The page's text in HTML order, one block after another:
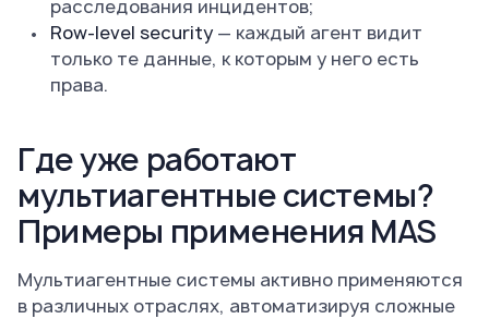
расследования инцидентов;
Row-level security — каждый агент видит
только те данные, к которым у него есть
права.
Где уже работают
мультиагентные системы?
Примеры применения MAS
Мультиагентные системы активно применяются
в различных отраслях, автоматизируя сложные